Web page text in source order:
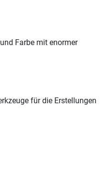
Farbe mit enormer
für die Erstellungen